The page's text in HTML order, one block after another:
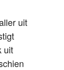
uit
uit